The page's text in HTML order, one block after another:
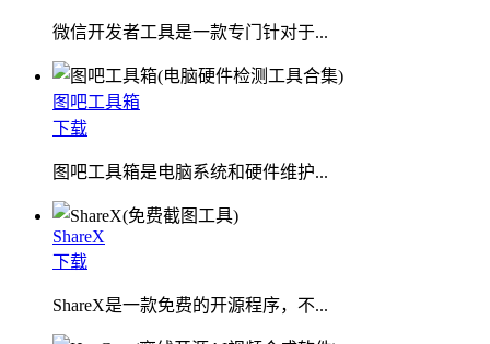
微信开发者工具是一款专门针对于...
图吧工具箱
下载
图吧工具箱是电脑系统和硬件维护...
ShareX
下载
ShareX是一款免费的开源程序，不...